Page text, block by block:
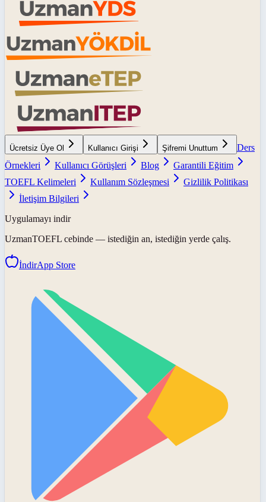
Ücretsiz Üye Ol Kullanıcı Girişi Şifremi Unuttum
Ders
Örnekleri
Kullanıcı Görüşleri Blog
Garantili Eğitim
TOEFL Kelimeleri
Kullanım Sözleşmesi
Gizlilik Politikası
İletişim Bilgileri
Uygulamayı indir
UzmanTOEFL cebinde — istediğin an, istediğin yerde çalış.
İndirApp Store